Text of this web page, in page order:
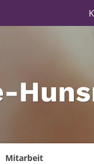
Mitarbeit